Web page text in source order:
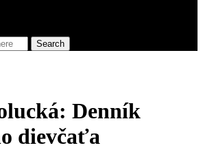
Search
Denník
dievčaťa